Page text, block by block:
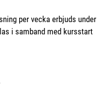
per vecka erbjuds under
i samband med kursstart